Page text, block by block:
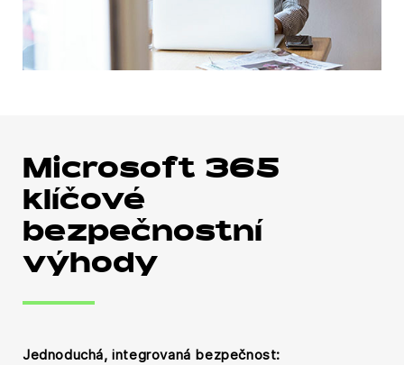
Microsoft 365
klíčové
bezpečnostní
výhody
Jednoduchá, integrovaná bezpečnost: